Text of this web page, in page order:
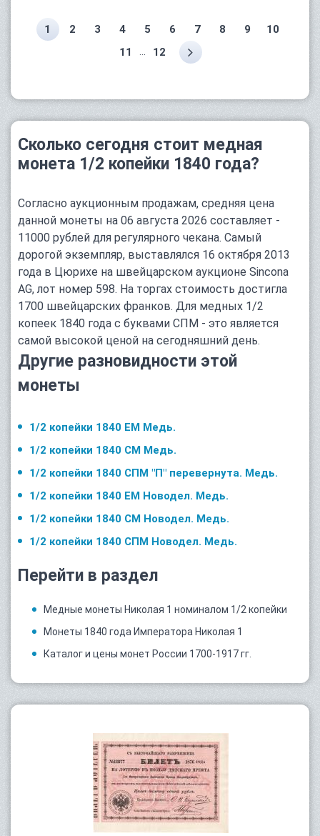
1 2 3 4 5 6 7 8 9
10
11
12
Сколько сегодня стоит медная
монета 1/2 копейки 1840 года?
Согласно аукционным продажам, средняя цена
данной монеты на 06 августа 2026 составляет -
11000 рублей для регулярного чекана. Самый
дорогой экземпляр, выставлялся 16 октября 2013
года в Цюрихе на швейцарском аукционе Sincona
AG, лот номер 598. На торгах стоимость достигла
1700 швейцарских франков. Для медных 1/2
копеек 1840 года с буквами СПМ - это является
самой высокой ценой на сегодняшний день.
Другие разновидности этой
монеты
1/2 копейки 1840 ЕМ Медь.
1/2 копейки 1840 СМ Медь.
1/2 копейки 1840 СПМ "П" перевернута. Медь.
1/2 копейки 1840 ЕМ Новодел. Медь.
1/2 копейки 1840 СМ Новодел. Медь.
1/2 копейки 1840 СПМ Новодел. Медь.
Перейти в раздел
Медные монеты Николая 1 номиналом 1/2 копейки
Монеты 1840 года Императора Николая 1
Каталог и цены монет России 1700-1917 гг.